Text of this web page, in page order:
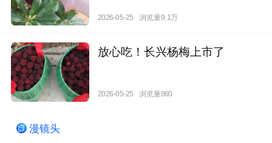
2026-05-25 浏览量9.1万
放心吃！长兴杨梅上市了
2026-05-25 浏览量860
漫镜头